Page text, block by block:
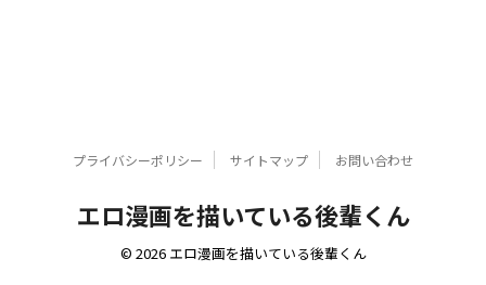
プライバシーポリシー サイトマップ お問い合わせ
エロ漫画を描いている後輩くん
© 2026 エロ漫画を描いている後輩くん